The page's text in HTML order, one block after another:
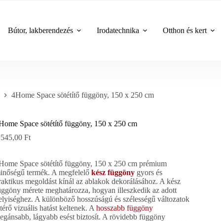
Bútor, lakberendezés Irodatechnika Otthon és kert
4Home Space sötétítő függöny, 150 x 250 cm
Space sötétítő függöny, 150 x 250 cm
Ft
Space sötétítő függöny, 150 x 250 cm prémium
termék. A megfelelőkész függöny gyors és
megoldást kínál az ablakok dekorálásához. A kész
mérete meghatározza, hogyan illeszkedik az adott
A különböző hosszúságú és szélességű változatok
vizuális hatást keltenek. Ahosszabb függöny
lágyabb esést biztosít. A rövidebb függöny